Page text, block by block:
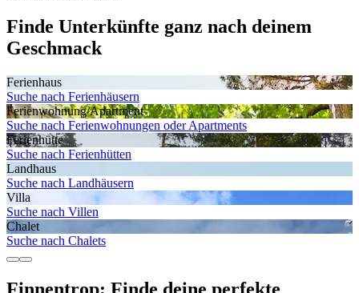
Finde Unterkünfte ganz nach deinem
Geschmack
Ferienhaus
Suche nach Ferienhäusern
Ferienwohnung/Apartment
Suche nach Ferienwohnungen oder Apartments
Ferienhütte
Suche nach Ferienhütten
Landhaus
Suche nach Landhäusern
Villa
Suche nach Villen
Chalet
Suche nach Chalets
Finnentrop: Finde deine perfekte